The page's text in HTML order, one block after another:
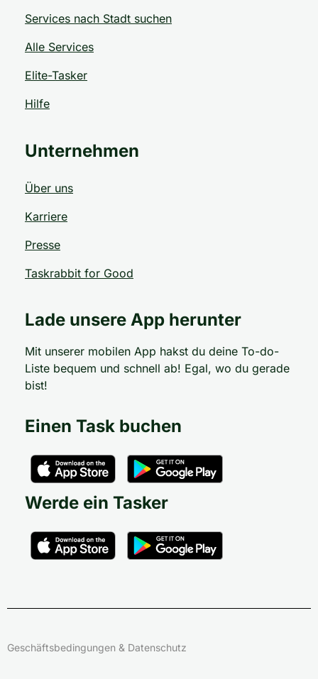
Services nach Stadt suchen
Alle Services
Elite-Tasker
Hilfe
Unternehmen
Über uns
Karriere
Presse
Taskrabbit for Good
Lade unsere App herunter
Mit unserer mobilen App hakst du deine To-do-
Liste bequem und schnell ab! Egal, wo du gerade
bist!
Einen Task buchen
Werde ein Tasker
Geschäftsbedingungen & Datenschutz